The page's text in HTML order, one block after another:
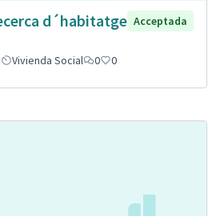
d´habitatge Acceptada
Vivienda Social 0 0